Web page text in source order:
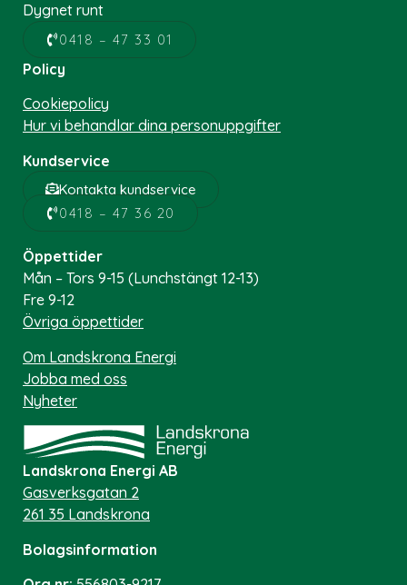
Dygnet runt
0418 – 47 33 01
Policy
Cookiepolicy
Hur vi behandlar dina personuppgifter
Kundservice
Kontakta kundservice
0418 – 47 36 20
Öppettider
Mån – Tors 9-15 (Lunchstängt 12-13)
Fre 9-12
Övriga öppettider
Om Landskrona Energi
Jobba med oss
Nyheter
Landskrona Energi AB
Gasverksgatan 2
261 35 Landskrona
Bolagsinformation